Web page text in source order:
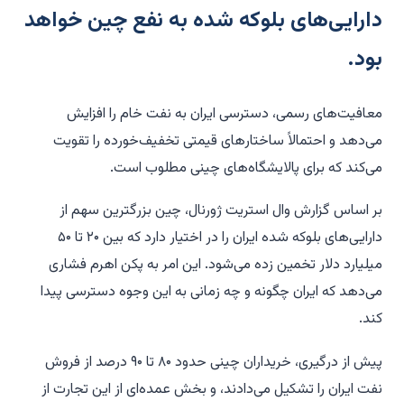
دارایی‌های بلوکه شده به نفع چین خواهد
بود.
معافیت‌های رسمی، دسترسی ایران به نفت خام را افزایش
می‌دهد و احتمالاً ساختارهای قیمتی تخفیف‌خورده را تقویت
می‌کند که برای پالایشگاه‌های چینی مطلوب است.
بر اساس گزارش وال استریت ژورنال، چین بزرگترین سهم از
دارایی‌های بلوکه شده ایران را در اختیار دارد که بین ۲۰ تا ۵۰
میلیارد دلار تخمین زده می‌شود. این امر به پکن اهرم فشاری
می‌دهد که ایران چگونه و چه زمانی به این وجوه دسترسی پیدا
کند.
پیش از درگیری، خریداران چینی حدود ۸۰ تا ۹۰ درصد از فروش
نفت ایران را تشکیل می‌دادند، و بخش عمده‌ای از این تجارت از